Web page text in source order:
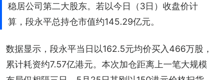
稳居公司第二大股东。若以今日（3日）收盘价计
算，段永平总持仓市值约145.29亿元。
数据显示，段永平当日以162.5元均价买入466万股，
累计耗资约7.57亿港元。本次加仓距离上一笔大规模